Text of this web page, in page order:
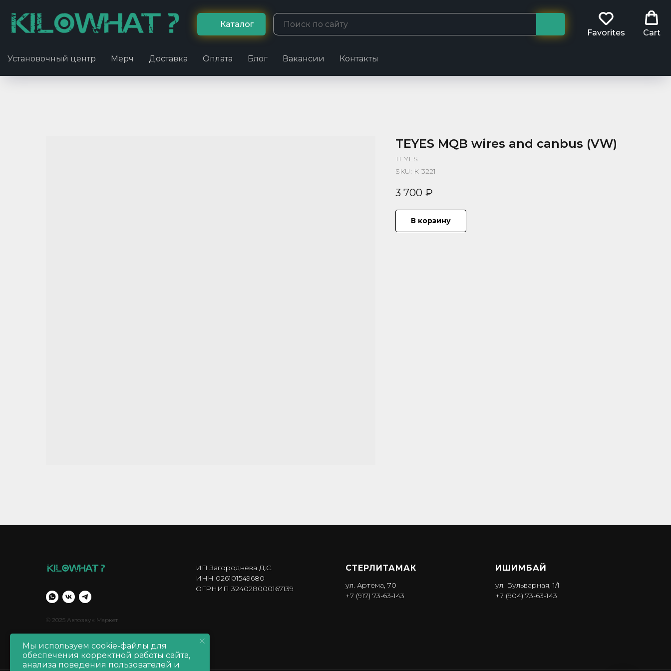
Каталог
Favorites
Cart
Установочный центр Мерч Доставка Оплата Блог Вакансии Контакты
TEYES MQB wires and canbus (VW)
TEYES
SKU: К-3221
3 700 ₽
В корзину
© 2025 Автозвук Маркет
ИП Загороднева Д.С.
ИНН 026101549680
ОГРНИП 324028000167139
СТЕРЛИТАМАК
ул. Артема, 70
+7 (917) 73-63-143
ИШИМБА Й
ул. Бульварная, 1/1
+7 (904) 73-63-143
Мы используем cookie-файлы для
обеспечения корректной работы сайта,
анализа поведения пользователей и